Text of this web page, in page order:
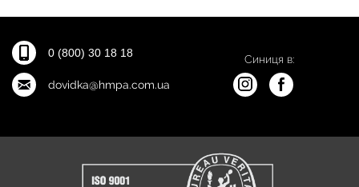
0 (800) 30 18 18
dovidka@hmpa.com.ua
Синиця в: